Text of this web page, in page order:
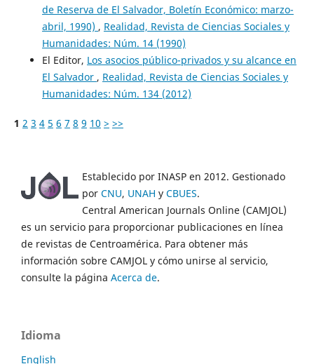
de Reserva de El Salvador, Boletín Económico: marzo-
abril, 1990) , Realidad, Revista de Ciencias Sociales y
Humanidades: Núm. 14 (1990)
El Editor, Los asocios público-privados y su alcance en
El Salvador , Realidad, Revista de Ciencias Sociales y
Humanidades: Núm. 134 (2012)
1 2 3 4 5 6 7 8 9 10 > >>
Establecido por INASP en 2012. Gestionado
por CNU, UNAH y CBUES.
Central American Journals Online (CAMJOL)
es un servicio para proporcionar publicaciones en línea
de revistas de Centroamérica. Para obtener más
información sobre CAMJOL y cómo unirse al servicio,
consulte la página Acerca de.
Idioma
English